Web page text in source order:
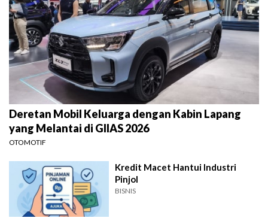
Deretan Mobil Keluarga dengan Kabin Lapang
yang Melantai di GIIAS 2026
OTOMOTIF
Kredit Macet Hantui Industri
Pinjol
BISNIS